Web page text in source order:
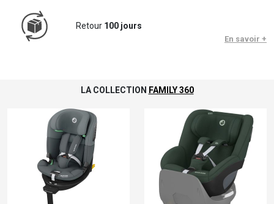
Retour 100 jours
En savoir +
LA COLLECTION FAMILY 360